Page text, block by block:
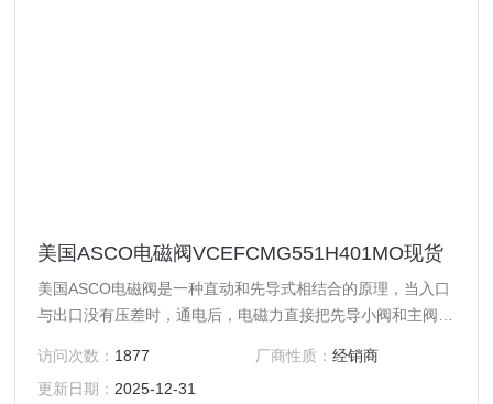
美国ASCO电磁阀VCEFCMG551H401MO现货
美国ASCO电磁阀是一种直动和先导式相结合的原理，当入口
与出口没有压差时，通电后，电磁力直接把先导小阀和主阀关
时，通电后，电磁力先导小阀，主阀下腔压力上升，上腔压力
下降，从而利用压差把主阀向上推开；断电时，先导阀利用弹
访问次数： 1877 厂商性质： 经销商
更新日期： 2025-12-31